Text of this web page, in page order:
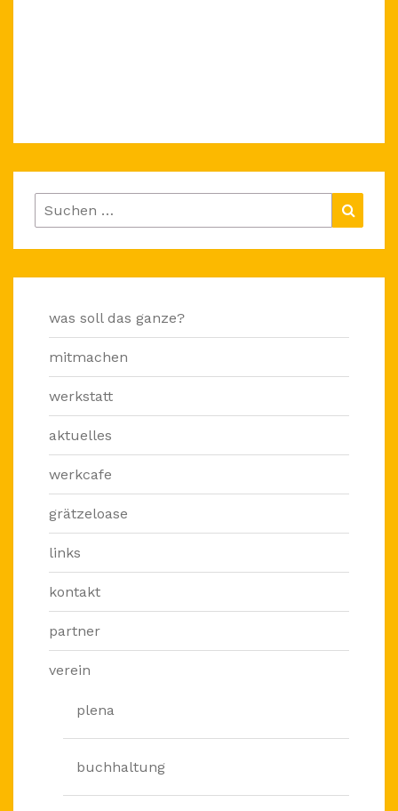
Suchen
nach:
was soll das ganze?
mitmachen
werkstatt
aktuelles
werkcafe
grätzeloase
links
kontakt
partner
verein
plena
buchhaltung